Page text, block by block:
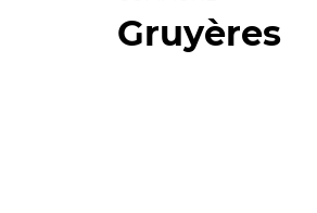
Gruyères